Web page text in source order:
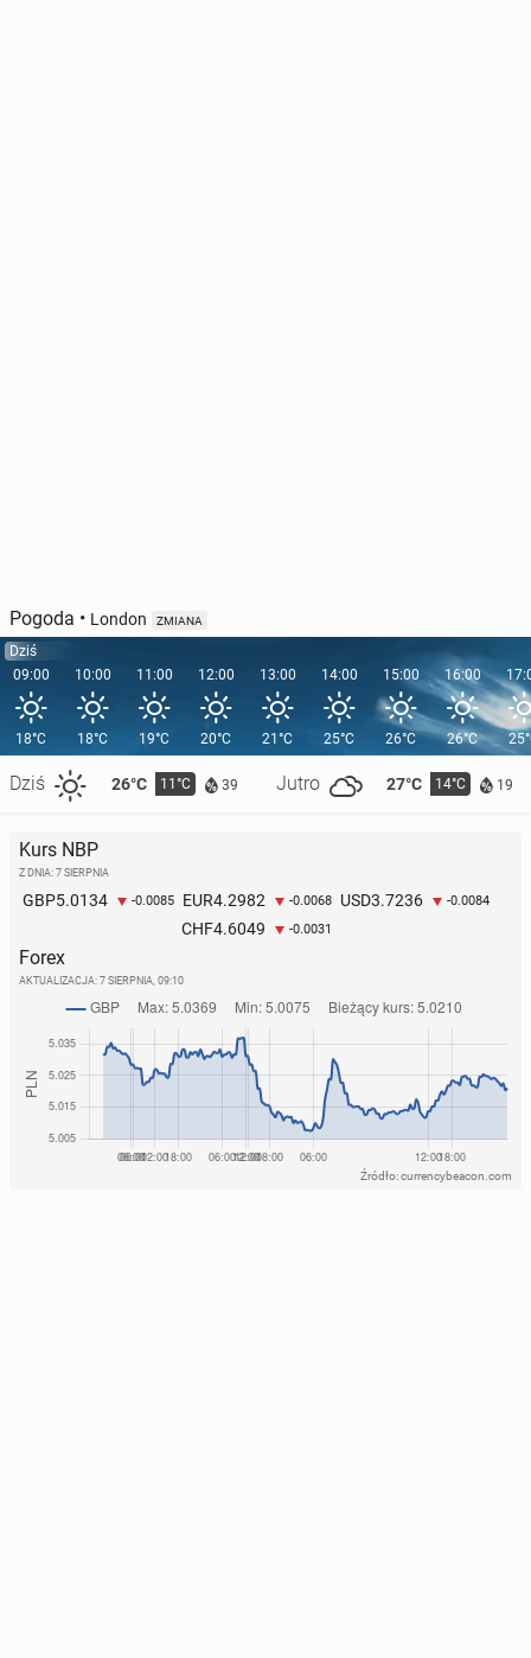
Pogoda • London ZMIANA
Dziś
09:00
18°C
Dziś 26°C 11°C 39 Jutro 27°C 14°C 19
10:00
18°C
11:00
19°C
12:00
20°C
13:00
21°C
14:00
25°C
15:00
26°C
16:00
26°C
Kurs NBP
Z DNIA: 7 SIERPNIA
GBP5.0134 -0.0085 EUR4.2982 -0.0068 USD3.7236 -0.0084
CHF4.6049 -0.0031
Forex
AKTUALIZACJA: 7 SIERPNIA, 09:10
Źródło: currencybeacon.com